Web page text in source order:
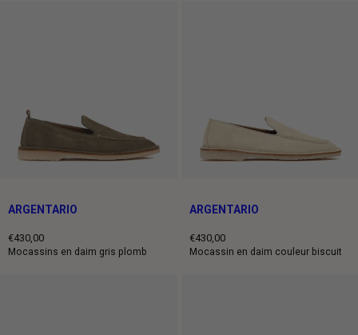
ARGENTARIO
€430,00
Prix
Mocassins en daim gris plomb
ARGENTARIO
€430,00
Prix
Mocassin en daim couleur biscuit